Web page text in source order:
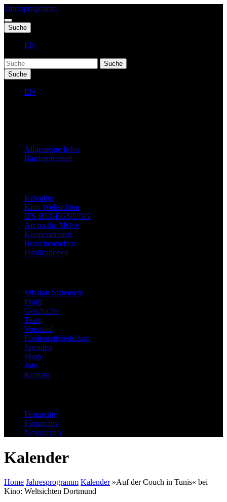
Jahresprogramm
Suche
EN
Suche
Suche
EN
Allgemeine Infos
Barrierefreiheit
Kalender
Kino Weltsichten
IFS-BEGEGNUNG
Art on the MOve
Kooperationen
Branchentreffen
Publikationen
Mission Statement
Profil
Geschichte
Team
Vorstand
Fördermitgliedschaft
Spenden
Shop
Jobs
Kontakt
Festarchiv
Filmarchiv
Newsarchiv
Kalender
Home Jahresprogramm Kalender »Auf der Couch in Tunis« bei
Kino: Weltsichten Dortmund